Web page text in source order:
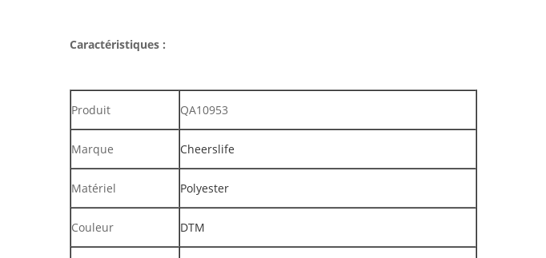
Caractéristiques :
Produit QA10953
Marque Cheerslife
Matériel Polyester
Couleur DTM